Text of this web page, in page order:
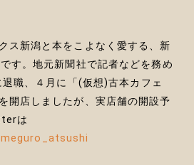
ス新潟と本をこよなく愛する、新
す。地元新聞社で記者などを務め
職、４月に「(仮想)古本カフェ
開店しましたが、実店舗の開設予
は